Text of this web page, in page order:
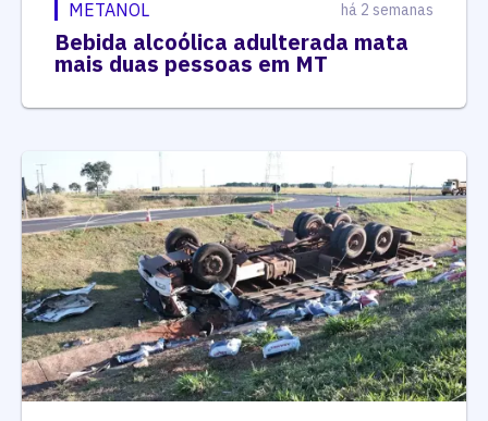
METANOL há 2 semanas
Bebida alcoólica adulterada mata
mais duas pessoas em MT